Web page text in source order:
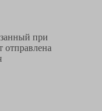
при
отправлена